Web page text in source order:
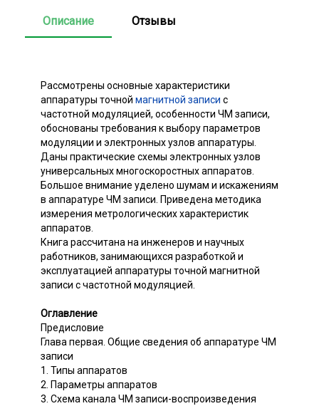
Описание Отзывы
Рассмотрены основные характеристики
аппаратуры точной магнитной записи с
частотной модуляцией, особенности ЧМ записи,
обоснованы требования к выбору параметров
модуляции и электронных узлов аппаратуры.
Даны практические схемы электронных узлов
универсальных многоскоростных аппаратов.
Большое внимание уделено шумам и искажениям
в аппаратуре ЧМ записи. Приведена методика
измерения метрологических характеристик
аппаратов.
Книга рассчитана на инженеров и научных
работников, занимающихся разработкой и
эксплуатацией аппаратуры точной магнитной
записи с частотной модуляцией.
Оглавление
Предисловие
Глава первая. Общие сведения об аппаратуре ЧМ
записи
1. Типы аппаратов
2. Параметры аппаратов
3. Схема канала ЧМ записи-воспроизведения